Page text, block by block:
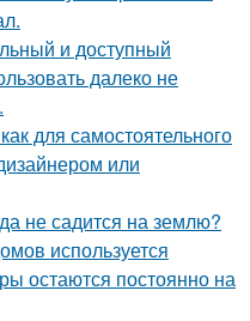
и доступный
далеко не
для самостоятельного
или
не садится на землю?
используется
остаются постоянно на